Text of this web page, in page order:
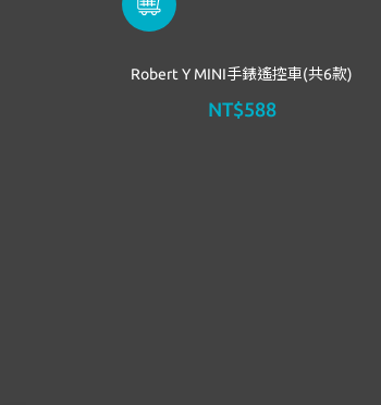
Robert Y MINI手錶遙控車(共6款)
NT$588